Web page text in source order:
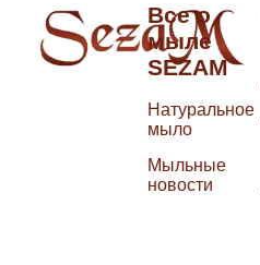
Все о
мыле
SEZAM
Натуральное
мыло
Мыльные
новости